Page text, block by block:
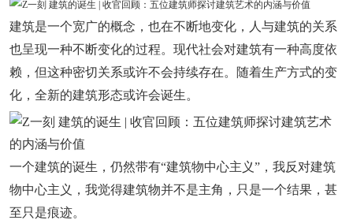
建筑是一个宽广的概念，也在不断地变化，人与建筑的关系
也呈现一种不断变化的过程。现代社会对建筑有一种高度依
赖，但这种密切关系或许不会持续存在。随着生产方式的变
化，全新的建筑形态或许会诞生。
一个建筑的诞生，仍然带有“建筑物中心主义”，我反对建筑
物中心主义，我觉得建筑物并不是主角，只是一个结果，甚
至只是痕迹。